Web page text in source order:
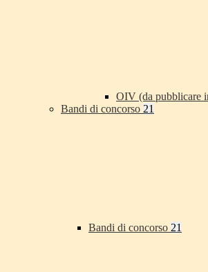
OIV (da pubblicare
Bandi di concorso 21
Bandi di concorso 21